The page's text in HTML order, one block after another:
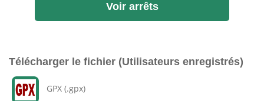
Voir arrêts
Télécharger le fichier (Utilisateurs enregistrés)
GPX (.gpx)